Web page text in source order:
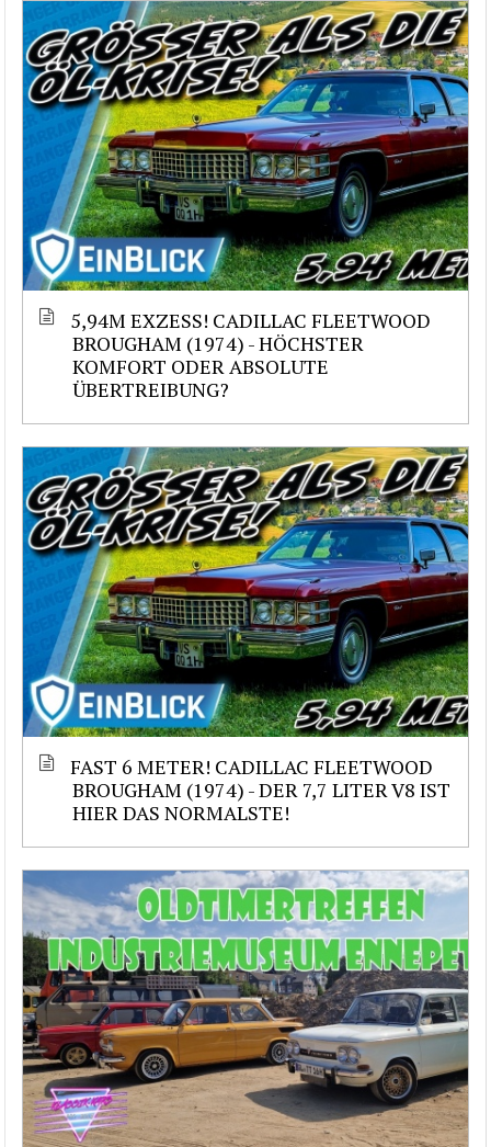
5,94M EXZESS! CADILLAC FLEETWOOD
BROUGHAM (1974) - HÖCHSTER
KOMFORT ODER ABSOLUTE
ÜBERTREIBUNG?
FAST 6 METER! CADILLAC FLEETWOOD
BROUGHAM (1974) - DER 7,7 LITER V8 IST
HIER DAS NORMALSTE!